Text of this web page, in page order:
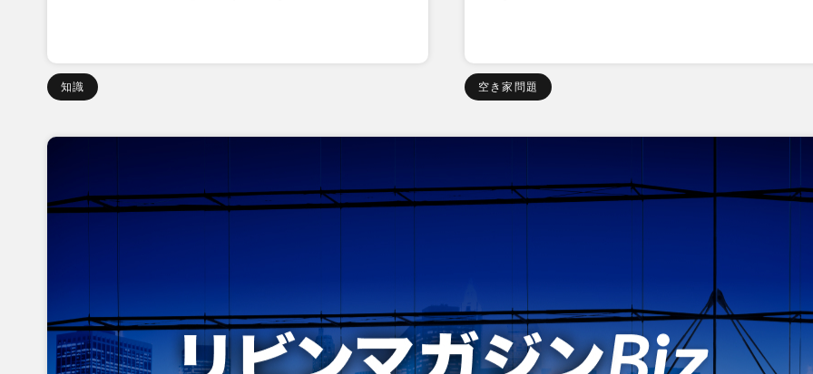
知識 空き家問題